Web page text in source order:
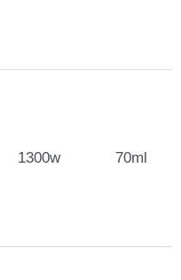
1300w 70ml